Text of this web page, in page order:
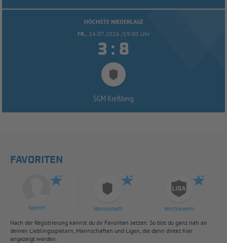
HÖCHSTE NIEDERLAGE
FR.. 24.07.2026 /19:00 Uhr
 : 
SGM Kreßberg
FAVORITEN
Spieler Mannschaft Wettbewerb
Nach der Registrierung kannst du dir Favoriten setzen. So bist du ganz nah an
deinen Lieblingsspielern, Mannschaften und Ligen, die dann direkt hier
angezeigt werden.